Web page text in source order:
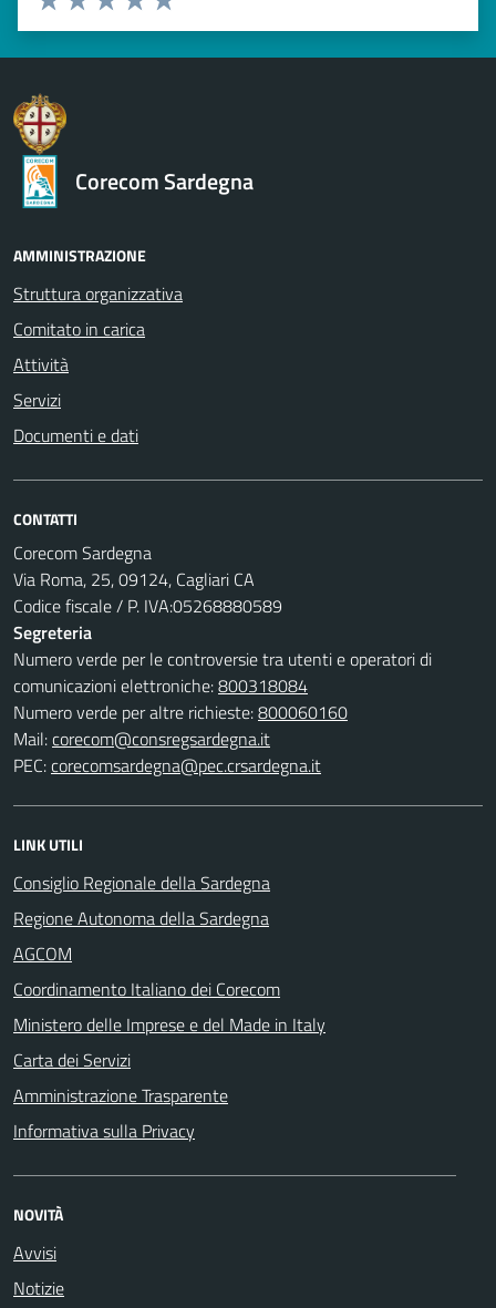
Valuta 5 stelle su 5
Valuta 4 stelle su 5
Valuta 3 stelle su 5
Valuta 2 stelle su 5
Valuta 1 stelle su 5
Corecom Sardegna
AMMINISTRAZIONE
Struttura organizzativa
Comitato in carica
Attività
Servizi
Documenti e dati
CONTATTI
Corecom Sardegna
Via Roma, 25, 09124, Cagliari CA
Codice fiscale / P. IVA:05268880589
Segreteria
Numero verde per le controversie tra utenti e operatori di
comunicazioni elettroniche:800318084
Numero verde per altre richieste:800060160
Mail:corecom@consregsardegna.it
PEC:corecomsardegna@pec.crsardegna.it
LINK UTILI
Consiglio Regionale della Sardegna
Regione Autonoma della Sardegna
AGCOM
Coordinamento Italiano dei Corecom
Ministero delle Imprese e del Made in Italy
Carta dei Servizi
Amministrazione Trasparente
Informativa sulla Privacy
NOVITÀ
Avvisi
Notizie